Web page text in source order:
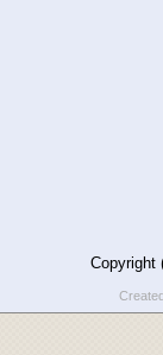
Copyright